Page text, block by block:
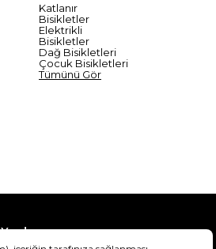
Katlanır
Bisikletler
Elektrikli
Bisikletler
Dağ Bisikletleri
Çocuk Bisikletleri
Tümünü Gör
Yardım